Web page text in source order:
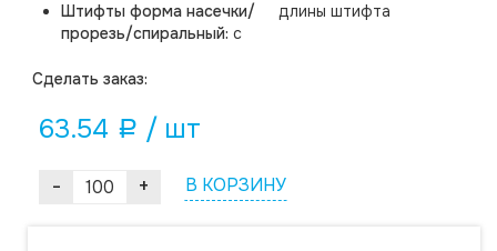
Штифты форма насечки/
прорезь/спиральный: с
длины штифта
Cделать заказ:
63.54 a / шт
- + В КОРЗИНУ